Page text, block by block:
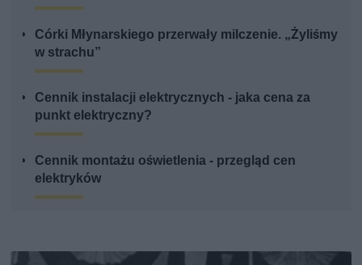
Córki Młynarskiego przerwały milczenie. „Żyliśmy
w strachu”
Cennik instalacji elektrycznych - jaka cena za
punkt elektryczny?
Cennik montażu oświetlenia - przegląd cen
elektryków